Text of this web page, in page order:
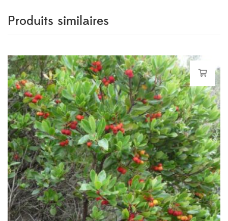
Produits similaires